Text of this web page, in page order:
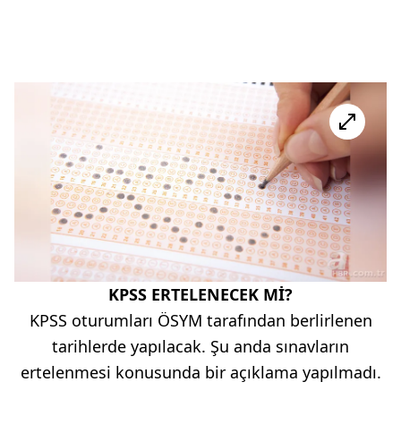
KPSS ERTELENECEK Mİ?
KPSS oturumları ÖSYM tarafından berlirlenen
tarihlerde yapılacak. Şu anda sınavların
ertelenmesi konusunda bir açıklama yapılmadı.